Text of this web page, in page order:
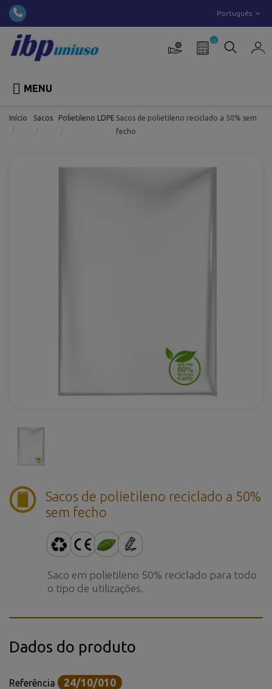
Português
0
 MENU
Início Sacos Polietileno LDPE Sacos de polietileno reciclado a 50% sem
fecho
Sacos de polietileno reciclado a 50%
sem fecho
Saco em polietileno 50% reciclado para todo
o tipo de utilizações.
Dados do produto
Referência 24/10/010